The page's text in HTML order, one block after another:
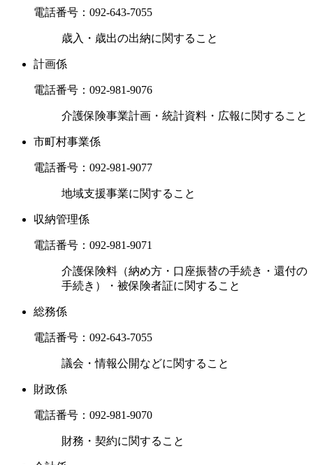
電話番号： 092-643-7055
歳入・歳出の出納に関すること
計画係
電話番号： 092-981-9076
介護保険事業計画・統計資料・広報に関すること
市町村事業係
電話番号： 092-981-9077
地域支援事業に関すること
収納管理係
電話番号： 092-981-9071
介護保険料（納め方・口座振替の手続き・還付の
手続き）・被保険者証に関すること
総務係
電話番号： 092-643-7055
議会・情報公開などに関すること
財政係
電話番号： 092-981-9070
財務・契約に関すること